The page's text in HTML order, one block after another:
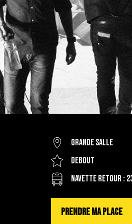
Grande salle
Debout
Navette Retour :
PRENDRE MA PLACE